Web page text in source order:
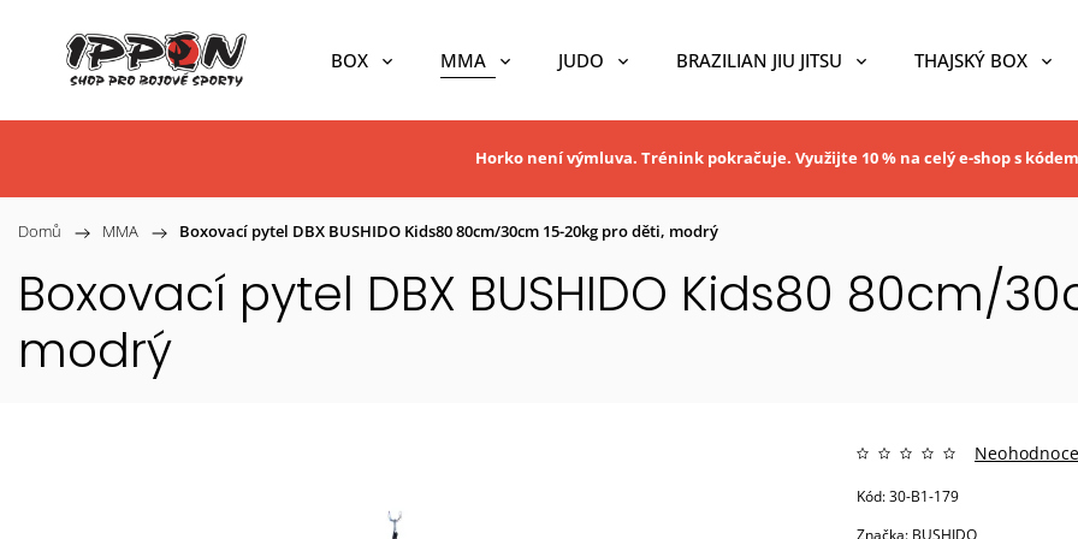
BOX MMA JUDO BRAZILIAN JIU JITSU THAJSKÝ BOX
Horko není výmluva. Trénink pokračuje. Využijte 10 % na celý e-shop s kódem
Domů / MMA / Boxovací pytel DBX BUSHIDO Kids80 80cm/30cm 15-20kg pro děti, modrý
Boxovací pytel DBX BUSHIDO Kids80 80cm/
modrý
Kód:30-B1-179